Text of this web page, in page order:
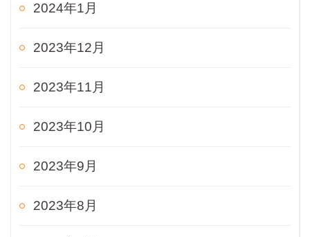
2024年1月
2023年12月
2023年11月
2023年10月
2023年9月
2023年8月